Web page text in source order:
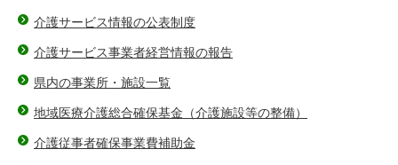
介護サービス情報の公表制度
介護サービス事業者経営情報の報告
県内の事業所・施設一覧
地域医療介護総合確保基金（介護施設等の整備）
介護従事者確保事業費補助金